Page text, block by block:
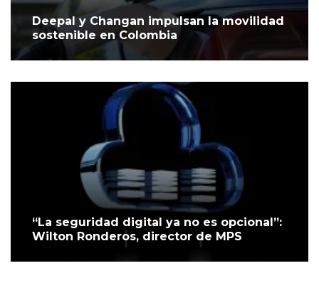
Deepal y Changan impulsan la movilidad
sostenible en Colombia
“La seguridad digital ya no es opcional”:
Wilton Ronderos, director de MPS